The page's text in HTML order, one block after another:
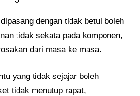
dengan tidak betul boleh
tidak sekata pada komponen,
dari masa ke masa.
yang tidak sejajar boleh
tidak menutup rapat,